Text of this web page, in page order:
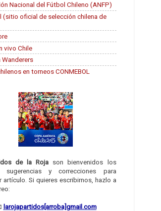
Nacional del Fútbol Chileno (ANFP)
(sitio oficial de selección chilena de
vivo Chile
Wanderers
en torneos CONMEBOL
de la Roja son bienvenidos los
sugerencias y correcciones para
artículo. Si quieres escribirnos, hazlo a
larojapartidos[arroba]gmail.com